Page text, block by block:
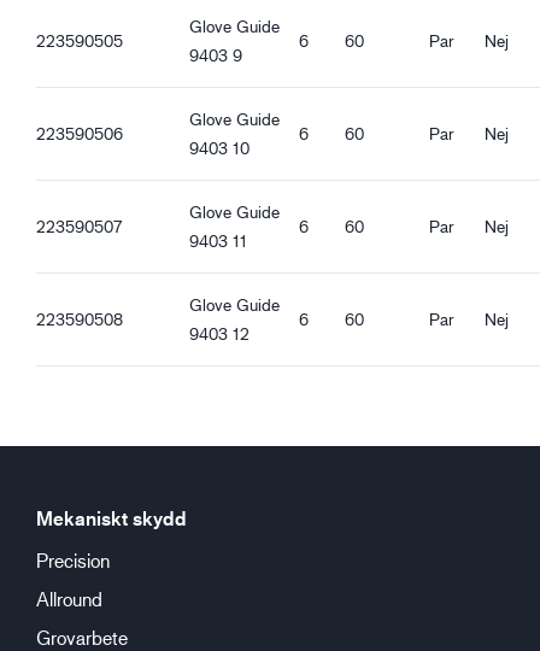
Kemikalieskydd (EN 374-1:2016)
Mikrobiologiskt skydd (EN 374-5:2016)
Virusskydd (EN 374-5:2016)
Kvalitetsegenskaper
Ergonomiska egenskaper
Vattentät
Bra våtgrepp
223590505
Glove Guide
9403 9
6 60 Par Nej
223590506
Glove Guide
9403 10
6 60 Par Nej
223590507
Glove Guide
9403 11
6 60 Par Nej
223590508
Glove Guide
9403 12
6 60 Par Nej
Mekaniskt skydd
Precision
Allround
Grovarbete